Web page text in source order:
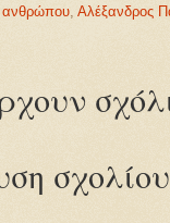
, Αλέξανδρος
σχολίου